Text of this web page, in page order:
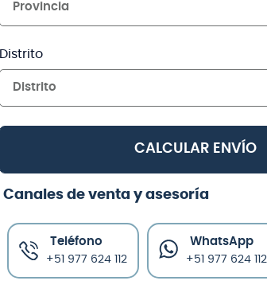
Provincia
Distrito
Distrito
CALCULAR ENVÍO
Canales de venta y asesoría
Teléfono
+51 977 624 112
WhatsApp
+51 977 624 112